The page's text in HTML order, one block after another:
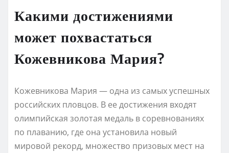
Какими достижениями
может похвастаться
Кожевникова Мария?
Кожевникова Мария — одна из самых успешных
российских пловцов. В ее достижения входят
олимпийская золотая медаль в соревнованиях
по плаванию, где она установила новый
мировой рекорд, множество призовых мест на